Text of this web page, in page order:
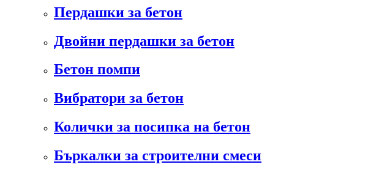
Пердашки за бетон
Двойни пердашки за бетон
Бетон помпи
Вибратори за бетон
Колички за посипка на бетон
Бъркалки за строителни смеси